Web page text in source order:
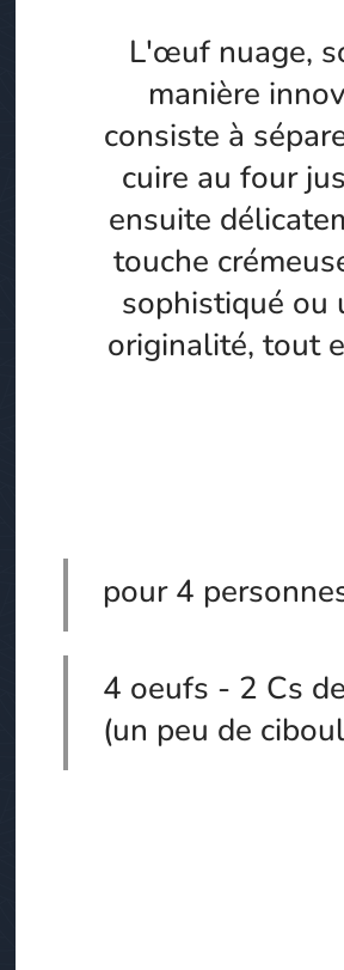
L'œuf nuage,
manière
consiste à
cuire au four
ensuite
touche
sophistiqué ou
originalité, tout
pour 4
4 oeufs - 2 Cs
(un peu de